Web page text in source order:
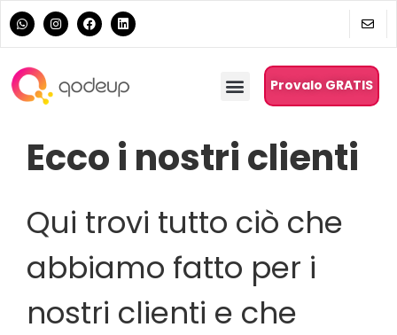
Provalo GRATIS
Ecco i nostri clienti
Qui trovi tutto ciò che
abbiamo fatto per i
nostri clienti e che